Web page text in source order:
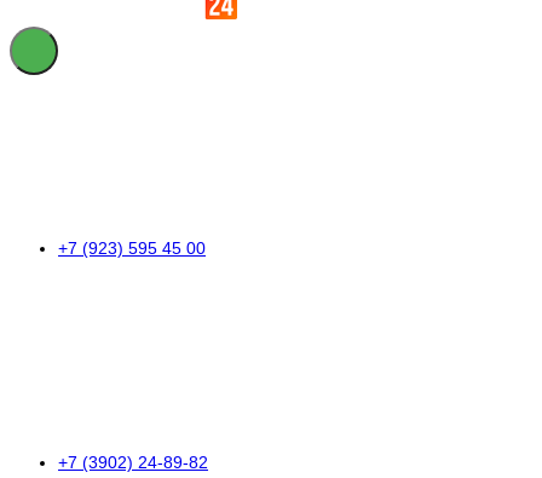
+7 (923) 595 45 00
+7 (3902) 24-89-82